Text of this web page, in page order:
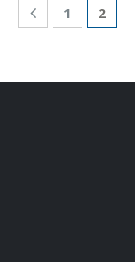
1 2